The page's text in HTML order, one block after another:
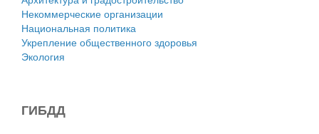
Некоммерческие организации
Национальная политика
Укрепление общественного здоровья
Экология
ГИБДД